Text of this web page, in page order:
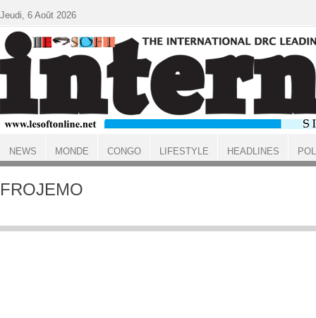
ACCUEIL
FROJEMO
Jeudi, 6 Août 2026
NEWS MONDE CONGO LIFESTYLE HEADLINES